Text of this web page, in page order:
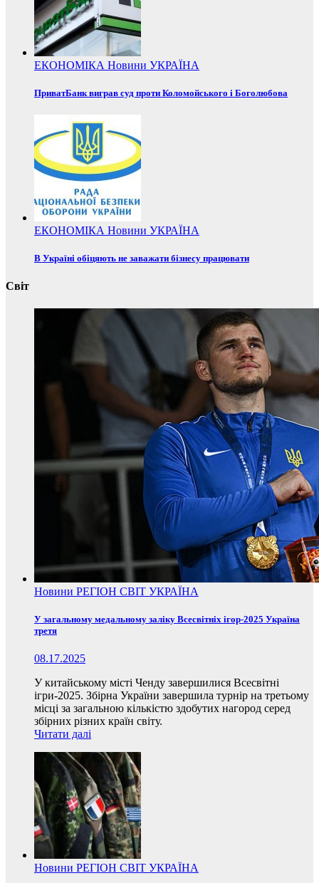
ЕКОНОМІКА Новини УКРАЇНА
ПриватБанк виграв суд проти Коломойського і Боголюбова
ЕКОНОМІКА Новини УКРАЇНА
В Україні обіцяють не заважати бізнесу працювати
Світ
Новини РЕГІОН СВІТ УКРАЇНА
У загальному медальному заліку Всесвітніх ігор-2025 Україна
третя
08.17.2025
У китайському місті Ченду завершилися Всесвітні
ігри-2025. Збірна України завершила турнір на третьому
місці за загальною кількістю здобутих нагород серед
збірних різних країн світу.
Читати далі
Новини РЕГІОН СВІТ УКРАЇНА